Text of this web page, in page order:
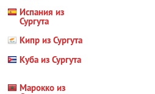
Испания из
Сургута
Кипр из Сургута
Куба из Сургута
Марокко из